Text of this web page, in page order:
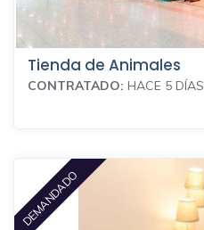
Tienda de Animales
CONTRATADO: HACE 5 DÍAS
DEMANDADO